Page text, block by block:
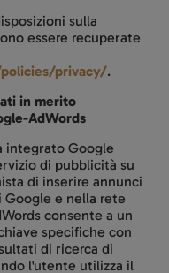
sulla
essere recuperate
privacy/.
in merito
AdWords
integrato Google
di pubblicità su
di inserire annunci
e nella rete
consente a un
specifiche con
di ricerca di
l'utente utilizza il